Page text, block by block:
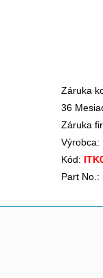
Záruka
36
Záruka
Výrobca:
Kód:
Part No.: